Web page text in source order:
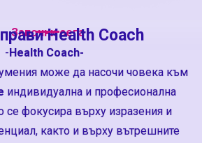
Започни сегаHealth Coach
-Health Coach-
може да насочи човека към
индивидуална и професионална
се фокусира върху изразения и
както и върху вътрешните